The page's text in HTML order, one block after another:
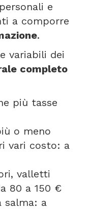
e
a comporre
.
variabili dei
completo
più tasse
o meno
vari costo: a
valletti
80 a 150 €
salma: a